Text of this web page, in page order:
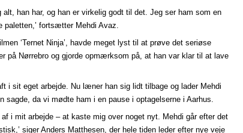
han har, og han er virkelig godt til det. Jeg ser ham som en
fortsætter Mehdi Avaz.
‘Ternet Ninja’, havde meget lyst til at prøve det seriøse
på Nørrebro og gjorde opmærksom på, at han var klar til at lave
i sit eget arbejde. Nu læner han sig lidt tilbage og lader Mehdi
da vi mødte ham i en pause i optagelserne i Aarhus.
i mit arbejde – at kaste mig over noget nyt. Mehdi går efter det
siger Anders Matthesen, der hele tiden leder efter nye veje